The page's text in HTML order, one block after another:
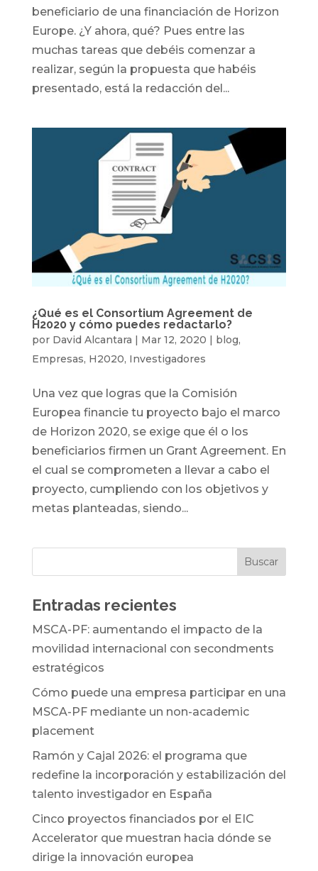
beneficiario de una financiación de Horizon
Europe. ¿Y ahora, qué? Pues entre las
muchas tareas que debéis comenzar a
realizar, según la propuesta que habéis
presentado, está la redacción del...
¿Qué es el Consortium Agreement de
H2020 y cómo puedes redactarlo?
por David Alcantara | Mar 12, 2020 | blog,
Empresas, H2020, Investigadores
Una vez que logras que la Comisión
Europea financie tu proyecto bajo el marco
de Horizon 2020, se exige que él o los
beneficiarios firmen un Grant Agreement. En
el cual se comprometen a llevar a cabo el
proyecto, cumpliendo con los objetivos y
metas planteadas, siendo...
Entradas recientes
MSCA-PF: aumentando el impacto de la
movilidad internacional con secondments
estratégicos
Cómo puede una empresa participar en una
MSCA-PF mediante un non-academic
placement
Ramón y Cajal 2026: el programa que
redefine la incorporación y estabilización del
talento investigador en España
Cinco proyectos financiados por el EIC
Accelerator que muestran hacia dónde se
dirige la innovación europea